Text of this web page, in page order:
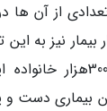
از آن
از 100هزار بیمار
یعنی بیش از
بیماری دست و